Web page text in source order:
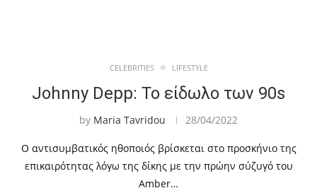
CELEBRITIES LIFESTYLE
Johnny Depp: Το είδωλο των 90s
by Maria Tavridou 28/04/2022
Ο αντισυμβατικός ηθοποιός βρίσκεται στο προσκήνιο της
επικαιρότητας λόγω της δίκης με την πρώην σύζυγό του
Amber…